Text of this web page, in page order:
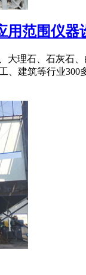
用范围仪器
大理石、石灰石
、建筑等行业